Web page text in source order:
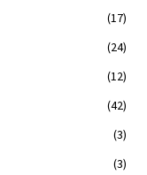
(17)
(24)
(12)
(42)
(3)
(3)